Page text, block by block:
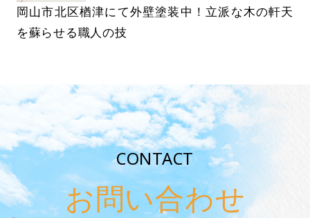
岡山市北区楢津にて外壁塗装中！立派な木の軒天
を蘇らせる職人の技
CONTACT
お問い合わせ